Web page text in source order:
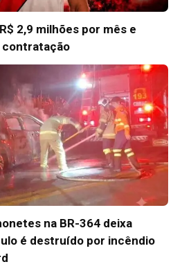
2,9 milhões por mês e
contratação
na BR-364 deixa
é destruído por incêndio